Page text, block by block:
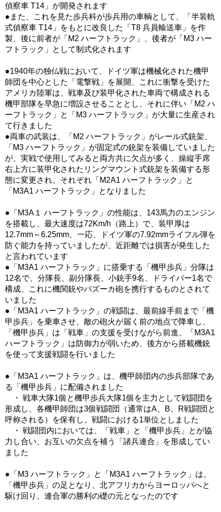
偵察車 T14」が開発されます
●また、これを見た歩兵科が歩兵用の車輌として、「半装軌
式偵察車 T14」をもとに改良した「T8 兵員輸送車」を作
製、後に前者が「M2 ハーフトラック」、後者が「M3 ハー
フトラック」として制式化されます
●1940年の独仏戦において、ドイツ軍は機械化された機甲
師団を中心とした「電撃戦」を展開、これに衝撃を受けた
アメリカ陸軍は、戦車及び装甲化された車両で構成される
機甲部隊を早急に増設させることとし、それに伴い「M2 ハ
ーフトラック」と「M3 ハーフトラック」が大量に生産され
て行きました
●両車の武装は、「M2 ハーフトラック」がレール式銃架、
「M3 ハーフトラック」が固定式の銃架を装備していました
が、実戦で使用してみると両方共に欠点が多く、操縦手席
右上方に装甲化されたリングマウント式銃架を装備する形
態に変更され、それぞれ「M2A1 ハーフトラック」と
「M3A1 ハーフトラック」となりました
●「M3A１ ハーフトラック」の性能は、143馬力のエンジン
を搭載し、最大速度は72Km/h（路上）で、装甲厚は
12.7mm～6.25mm、一応、ドイツ軍の7.92mmライフル弾を
防ぐ能力を持っていましたが、近距離では損害が発生した
と言われています
●「M3A1 ハーフトラック」に搭乗する「機甲歩兵」分隊は
12名で、分隊長、副分隊長、小銃手9名、ドライバー1名で
構成、これに機関銃やバズーカ砲を携行するものとされて
いました
●「M3A1 ハーフトラック」の戦闘は、最前線手前まで「機
甲歩兵」を乗車させ、敵の砲火が届く前の地点で降車し、
「機甲歩兵」は「戦車」の支援を受けながら前進、「M3A1
ハーフトラック」は防御力が弱いため、後方から搭載機銃
を使って支援戦闘を行いました
●「M3A1 ハーフトラック」は、機甲師団内の歩兵部隊であ
る「機甲歩兵」に配備されました
・ 戦車大隊1個と機甲歩兵大隊1個を主力として戦闘団を
形成し、各機甲師団は3個戦闘団（通常はA、B、R戦闘団と
呼称される）を保有し、戦闘における1単位としました
・ 戦闘団内においては、「戦車」と「機甲歩兵」とが協
力し合い、お互いの欠点を補う「諸兵連合」を形成してい
ました
●「M3 ハーフトラック」と「M3A1 ハーフトラック」は、
「機甲歩兵」の足となり、北アフリカからヨーロッパへと
駆け回り、連合軍の勝利の礎の元となったのです